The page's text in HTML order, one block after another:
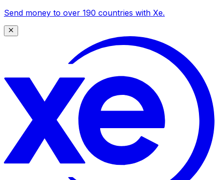
Send money to over 190 countries with Xe.